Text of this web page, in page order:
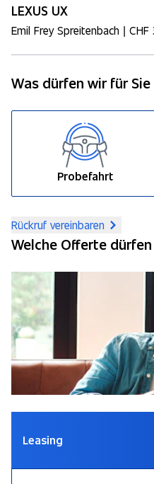
LEXUS UX
Emil Frey Spreitenbach | CHF
Was dürfen wir für Sie
Probefahrt
Rückruf vereinbaren
Welche Offerte
Leasing